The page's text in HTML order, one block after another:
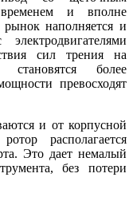
и вполне
наполняется и
сил трения на
более
превосходят
и от корпусной
располагается
Это дает немалый
без потери